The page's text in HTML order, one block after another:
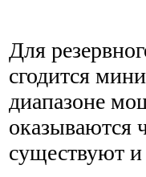
Для
сгодится
диапазоне
оказываются
существуют